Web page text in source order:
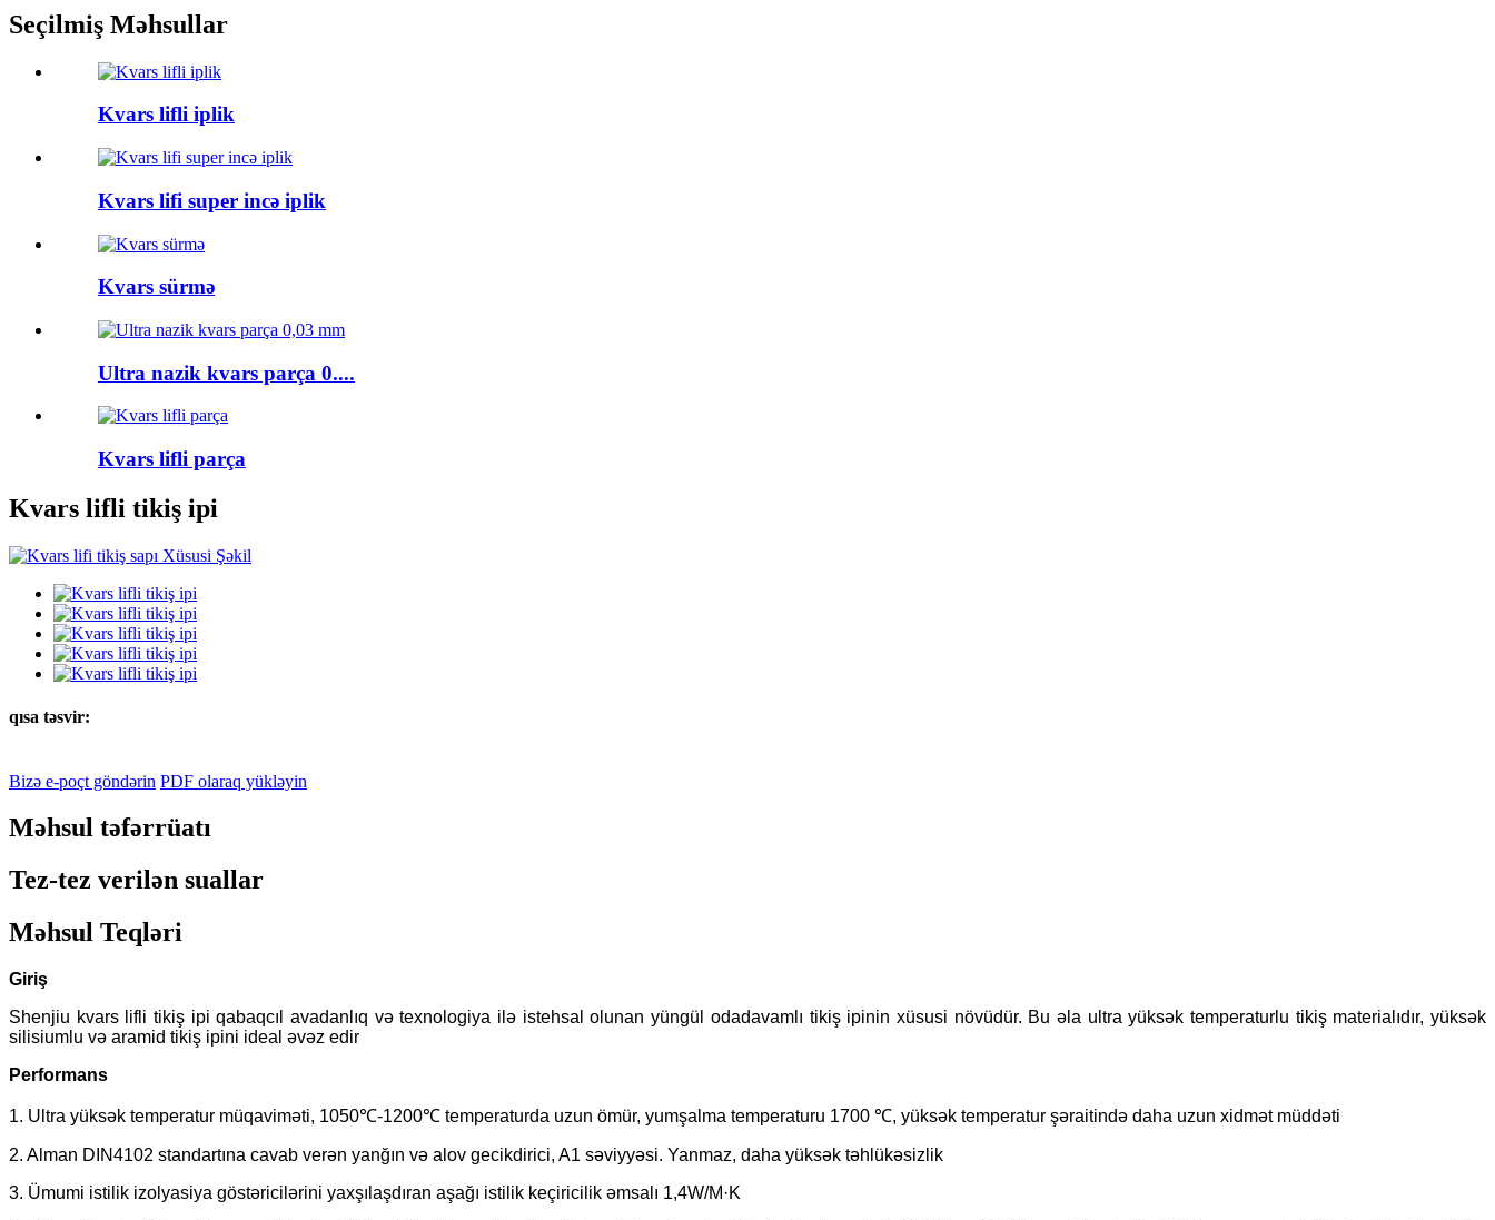
Seçilmiş Məhsullar
Kvars lifli iplik
Kvars lifi super incə iplik
Kvars sürmə
Ultra nazik kvars parça 0....
Kvars lifli parça
Kvars lifli tikiş ipi
qısa təsvir:
Bizə e-poçt göndərin PDF olaraq yükləyin
Məhsul təfərrüatı
Tez-tez verilən suallar
Məhsul Teqləri
Giriş
Shenjiu kvars lifli tikiş ipi qabaqcıl avadanlıq və texnologiya ilə istehsal olunan yüngül odadavamlı tikiş ipinin xüsusi növüdür. Bu əla ultra yüksək temperaturlu tikiş materialıdır, yüksək
silisiumlu və aramid tikiş ipini ideal əvəz edir
Performans
1. Ultra yüksək temperatur müqaviməti, 1050℃-1200℃ temperaturda uzun ömür, yumşalma temperaturu 1700 ℃, yüksək temperatur şəraitində daha uzun xidmət müddəti
2. Alman DIN4102 standartına cavab verən yanğın və alov gecikdirici, A1 səviyyəsi. Yanmaz, daha yüksək təhlükəsizlik
3. Ümumi istilik izolyasiya göstəricilərini yaxşılaşdıran aşağı istilik keçiricilik əmsalı 1,4W/M·K